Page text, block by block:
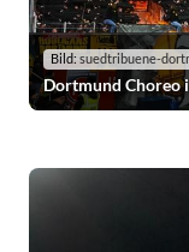
Bild: suedtribuene-
Dortmund Choreo